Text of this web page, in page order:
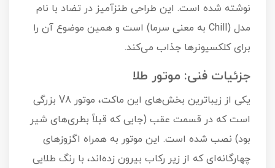
نوشته شده است. این طراحی طنزآمیز در تضاد با نام
مدل (Chill به معنی سرما) است و همین موضوع آن را
برای کلکسیونرها جذاب می‌کند.
جزئیات فنی: موتور طلا
یکی از زیباترین بخش‌های این ماکت، موتور V8 بزرگی
است که در قسمت عقب (جایی که قبلاً بطری‌های شیر
بود) نصب شده است. این موتور به همراه اگزوزهای
چهارگانه‌ای که از زیر رکاب بیرون زده‌اند، با رنگ طلایی